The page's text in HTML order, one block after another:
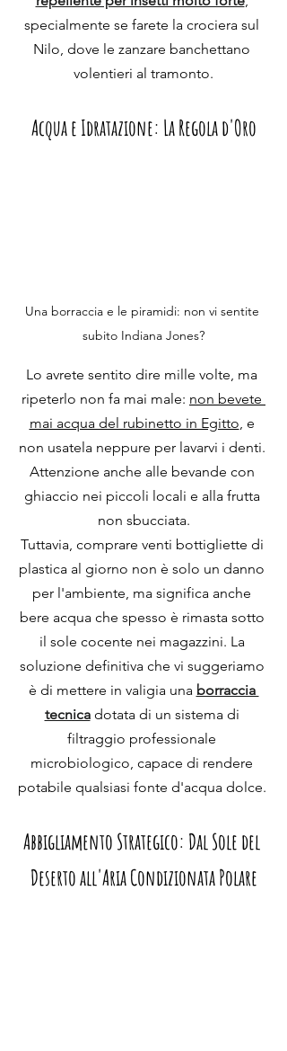
specialmente se farete la crociera sul
Nilo, dove le zanzare banchettano
volentieri al tramonto.
Acqua e Idratazione: La Regola d'Oro
Una borraccia e le piramidi: non vi sentite
subito Indiana Jones?
Lo avrete sentito dire mille volte, ma
ripeterlo non fa mai male: non bevete
mai acqua del rubinetto in Egitto, e
non usatela neppure per lavarvi i denti.
Attenzione anche alle bevande con
ghiaccio nei piccoli locali e alla frutta
non sbucciata.
Tuttavia, comprare venti bottigliette di
plastica al giorno non è solo un danno
per l'ambiente, ma significa anche
bere acqua che spesso è rimasta sotto
il sole cocente nei magazzini. La
soluzione definitiva che vi suggeriamo
è di mettere in valigia una borraccia
tecnica dotata di un sistema di
filtraggio professionale
microbiologico, capace di rendere
potabile qualsiasi fonte d'acqua dolce.
Abbigliamento Strategico: Dal Sole del
Deserto all'Aria Condizionata Polare